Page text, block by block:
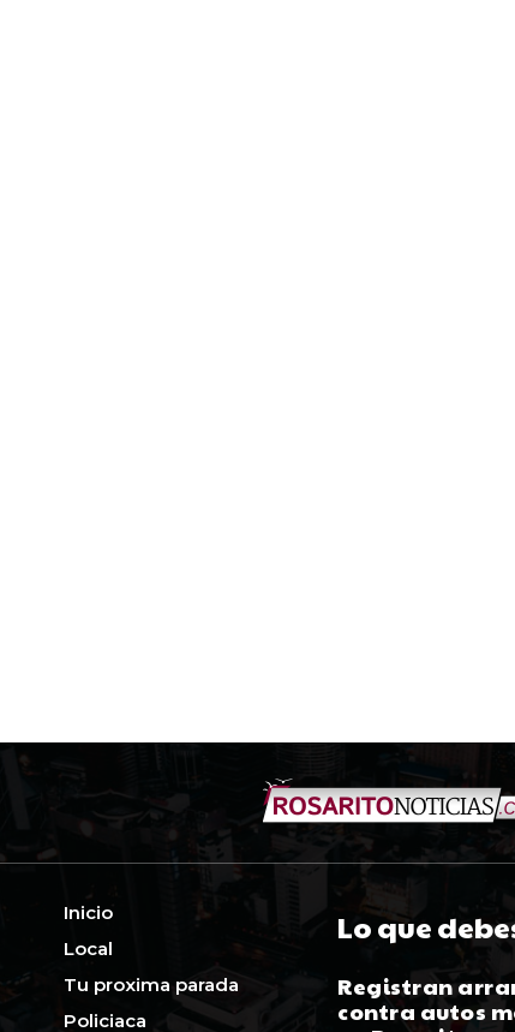
Inicio
Local
Tu proxima parada
Policiaca
Lo que
Registran
contra autos